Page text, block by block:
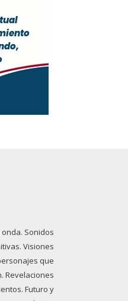
Sonidos
Visiones
que
Revelaciones
Futuro y